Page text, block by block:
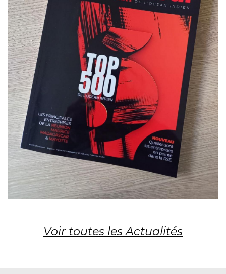
Voir toutes les Actualités